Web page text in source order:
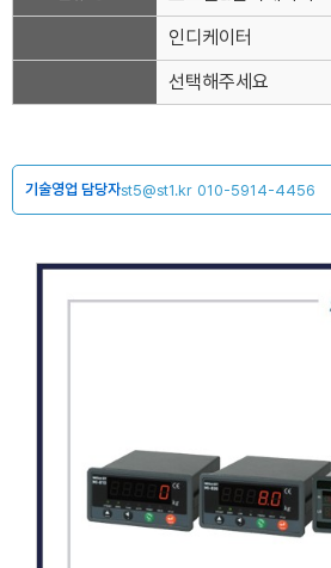
인디케이터
선택해주세요
기술영업 담당자st5@st1.kr 010-5914-4456